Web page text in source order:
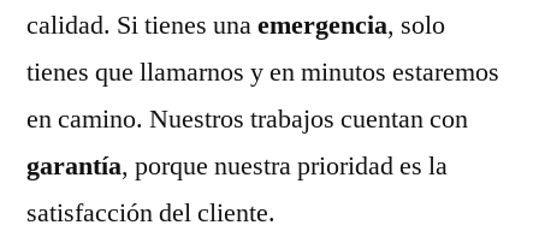
calidad. Si tienes unaemergencia, solo
tienes que llamarnos y en minutos estaremos
en camino. Nuestros trabajos cuentan con
garantía, porque nuestra prioridad es la
satisfacción del cliente.